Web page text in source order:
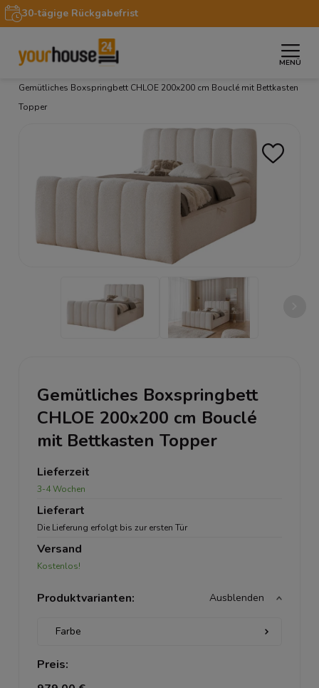
30-tägige Rückgabefrist
MENÜ
Startseite » Möbel »
Gemütliches Boxspringbett CHLOE 200x200 cm Bouclé mit Bettkasten
Topper
Gemütliches Boxspringbett
CHLOE 200x200 cm Bouclé
mit Bettkasten Topper
Lieferzeit
3-4 Wochen
Lieferart
Die Lieferung erfolgt bis zur ersten Tür
Versand
Kostenlos!
Produktvarianten: Ausblenden
Preis: